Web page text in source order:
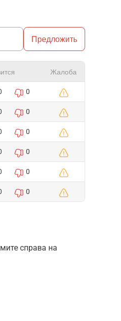
Предложить
Жалоба
0
0
0
0
0
0
справа на